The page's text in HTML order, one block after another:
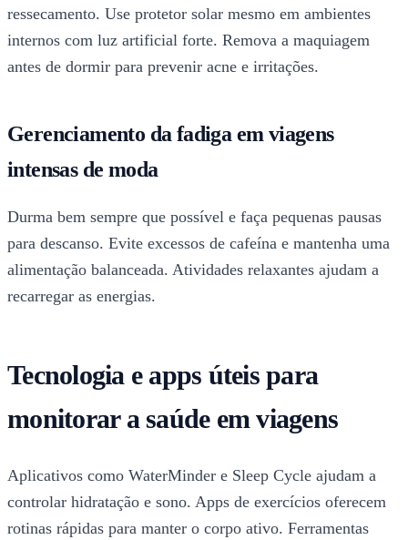
ressecamento. Use protetor solar mesmo em ambientes
internos com luz artificial forte. Remova a maquiagem
antes de dormir para prevenir acne e irritações.
Gerenciamento da fadiga em viagens
intensas de moda
Durma bem sempre que possível e faça pequenas pausas
para descanso. Evite excessos de cafeína e mantenha uma
alimentação balanceada. Atividades relaxantes ajudam a
recarregar as energias.
Tecnologia e apps úteis para
monitorar a saúde em viagens
Aplicativos como WaterMinder e Sleep Cycle ajudam a
controlar hidratação e sono. Apps de exercícios oferecem
rotinas rápidas para manter o corpo ativo. Ferramentas